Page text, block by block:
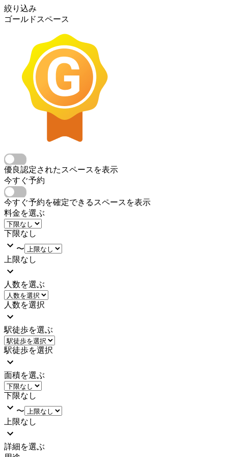
絞り込み
ゴールドスペース
優良認定されたスペースを表示
今すぐ予約
今すぐ予約を確定できるスペースを表示
料金を選ぶ
下限なし
〜
上限なし
人数を選ぶ
人数を選択
駅徒歩を選ぶ
駅徒歩を選択
面積を選ぶ
下限なし
〜
上限なし
詳細を選ぶ